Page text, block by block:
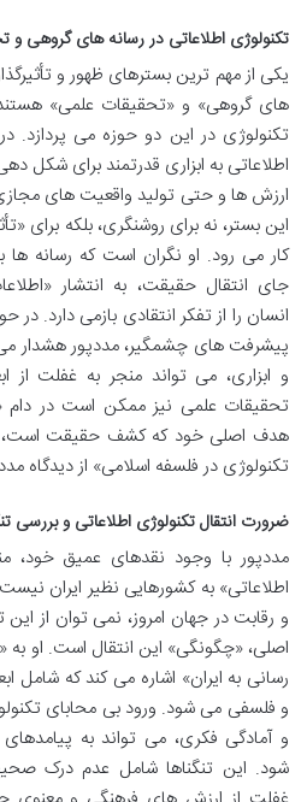
تکنولوژی اطلاعاتی در رسانه های گروهی و
یکی از مهم ترین بسترهای ظهور و
های گروهی» و «تحقیقات علمی»
تکنولوژی در این دو حوزه می پردازد.
اطلاعاتی به ابزاری قدرتمند برای شکل
ارزش ها و حتی تولید واقعیت های
این بستر، نه برای روشنگری، بلکه برای
کار می رود. او نگران است که رسانه ها
جای انتقال حقیقت، به انتشار
انسان را از تفکر انتقادی بازمی دارد.
پیشرفت های چشمگیر، مددپور هشدار
و ابزاری، می تواند منجر به غفلت از
تحقیقات علمی نیز ممکن است در دام
هدف اصلی خود که کشف حقیقت است،
تکنولوژی در فلسفه اسلامی» از دیدگاه
ضرورت انتقال تکنولوژی اطلاعاتی و بررسی
مددپور با وجود نقدهای عمیق خود،
اطلاعاتی» به کشورهایی نظیر ایران
و رقابت در جهان امروز، نمی توان از
اصلی، «چگونگی» این انتقال است. او به
رسانی به ایران» اشاره می کند که شامل
و فلسفی می شود. ورود بی محابای
و آمادگی فکری، می تواند به
شود. این تنگناها شامل عدم درک